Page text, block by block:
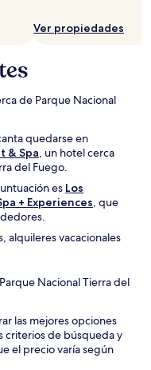
Ver propiedades
de Parque Nacional
quedarse en
& Spa, un hotel cerca
del Fuego.
es Los
+ Experiences, que
alquileres vacacionales
Nacional Tierra del
las mejores opciones
criterios de búsqueda y
el precio varía según